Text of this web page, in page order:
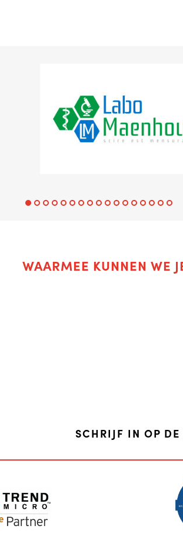
WAARMEE KUNNEN WE
SCHRIJF IN OP